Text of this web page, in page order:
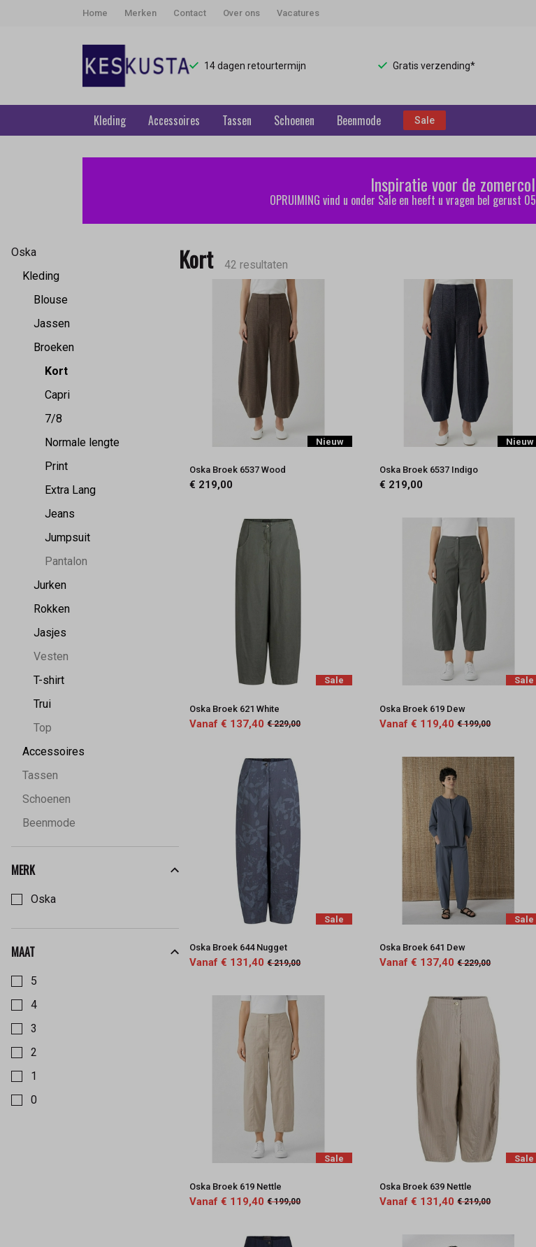
Home Merken Contact Over ons Vacatures
14 dagen retourtermijn Gratis verzending*
Kleding Accessoires Tassen Schoenen Beenmode Sale
Kort
Keskusta
Inspiratie voor de
OPRUIMING vind u onder Sale en heeft u vragen bel gerust
Oska
Kleding
Blouse
Jassen
Broeken
Kort
Capri
7/8
Normale lengte
Print
Extra Lang
Jeans
Jumpsuit
Pantalon
Jurken
Rokken
Jasjes
Vesten
T-shirt
Trui
Top
Accessoires
Tassen
Schoenen
Beenmode
MERK
Oska
MAAT
5
4
3
2
1
0
Kort 42 resultaten
Nieuw
Oska Broek 6537 Wood
€ 219,00
Nieuw
Oska Broek 6537 Indigo
€ 219,00
Sale
Oska Broek 621 White
Vanaf € 137,40 € 229,00
Sale
Oska Broek 619 Dew
Vanaf € 119,40 € 199,00
Sale
Oska Broek 644 Nugget
Vanaf € 131,40 € 219,00
Sale
Oska Broek 641 Dew
Vanaf € 137,40 € 229,00
Sale
Oska Broek 619 Nettle
Vanaf € 119,40 € 199,00
Sale
Oska Broek 639 Nettle
Vanaf € 131,40 € 219,00